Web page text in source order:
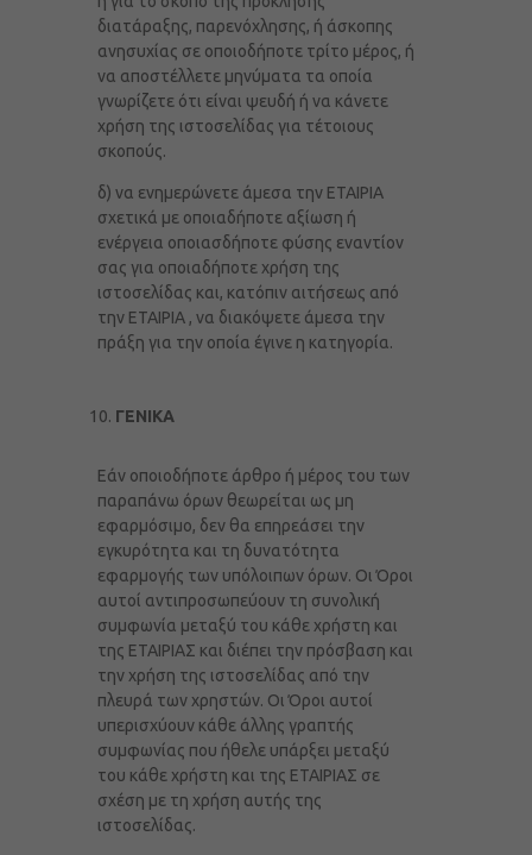
διατάραξης, παρενόχλησης, ή άσκοπης
ανησυχίας σε οποιοδήποτε τρίτο μέρος, ή
να αποστέλλετε μηνύματα τα οποία
γνωρίζετε ότι είναι ψευδή ή να κάνετε
χρήση της ιστοσελίδας για τέτοιους
σκοπούς.
δ) να ενημερώνετε άμεσα την ΕΤΑΙΡΙΑ
σχετικά με οποιαδήποτε αξίωση ή
ενέργεια οποιασδήποτε φύσης εναντίον
σας για οποιαδήποτε χρήση της
ιστοσελίδας και, κατόπιν αιτήσεως από
την ΕΤΑΙΡΙΑ , να διακόψετε άμεσα την
πράξη για την οποία έγινε η κατηγορία.
ΓΕΝΙΚΑ
Εάν οποιοδήποτε άρθρο ή μέρος του των
παραπάνω όρων θεωρείται ως μη
εφαρμόσιμο, δεν θα επηρεάσει την
εγκυρότητα και τη δυνατότητα
εφαρμογής των υπόλοιπων όρων. Οι Όροι
αυτοί αντιπροσωπεύουν τη συνολική
συμφωνία μεταξύ του κάθε χρήστη και
της ΕΤΑΙΡΙΑΣ και διέπει την πρόσβαση και
την χρήση της ιστοσελίδας από την
πλευρά των χρηστών. Οι Όροι αυτοί
υπερισχύουν κάθε άλλης γραπτής
συμφωνίας που ήθελε υπάρξει μεταξύ
του κάθε χρήστη και της ΕΤΑΙΡΙΑΣ σε
σχέση με τη χρήση αυτής της
ιστοσελίδας.